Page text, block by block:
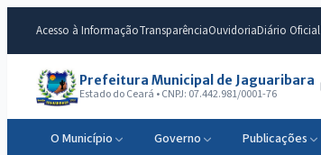
Acesso à InformaçãoTransparênciaOuvidoriaDiário Oficial
Prefeitura Municipal de Jaguaribara
Estado do Ceará • CNPJ: 07.442.981/0001-76
O Município Governo Publicações